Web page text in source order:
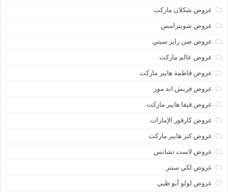
عروض شكلان ماركت
عروض شويترامس
عروض صن رايز سيتي
عروض عالم ماركت
عروض فاطمة هايبر ماركت
عروض فريش اند مور
عروض فيفا هايبر ماركت
عروض كارفور الإمارات
عروض كنز هايبر ماركت
عروض لاست تشانس
عروض لكي سنتر
عروض لولو أبو ظبي